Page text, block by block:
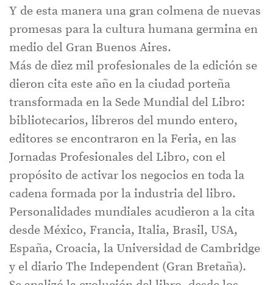
Y de esta manera una gran colmena de nuevas
promesas para la cultura humana germina en
medio del Gran Buenos Aires.
Más de diez mil profesionales de la edición se
dieron cita este año en la ciudad porteña
transformada en la Sede Mundial del Libro:
bibliotecarios, libreros del mundo entero,
editores se encontraron en la Feria, en las
Jornadas Profesionales del Libro, con el
propósito de activar los negocios en toda la
cadena formada por la industria del libro.
Personalidades mundiales acudieron a la cita
desde México, Francia, Italia, Brasil, USA,
España, Croacia, la Universidad de Cambridge
y el diario The Independent (Gran Bretaña).